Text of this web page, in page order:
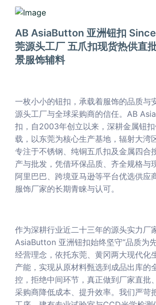
2026-01-28
AB AsiaButton 亚洲钮扣
莞源头工厂 五爪扣现货热供直
景服饰辅料
一枚小小的钮扣，承载着服饰的品质与
源头工厂与全球采购商的信任。AB
扣，自2003年创立以来，深耕金属钮
载，以东莞为核心生产基地，辐射大湾
专注于不锈钢、纯铜五爪扣及金属四合
产与批发，凭借环保品质、齐全规格与
阿里巴巴、跨境亚马逊等平台优选供应
服饰厂家的长期青睐与认可。
作为深耕行业近二十三年的源头实力厂
AsiaButton 亚洲钮扣始终坚守“品质为
经营理念，依托东莞、黄冈两大现代化
产能，实现从原材料甄选到成品出库的
控，拒绝中间环节，真正做到厂家直批
采购商降低成本、提升效率。我们严苛